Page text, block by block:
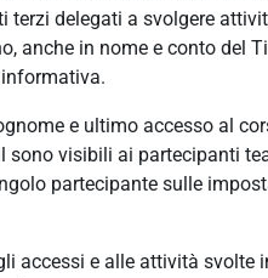
terzi delegati a svolgere
anche in nome e conto del
e ultimo accesso al
visibili ai partecipanti
partecipante sulle
accessi e alle attività